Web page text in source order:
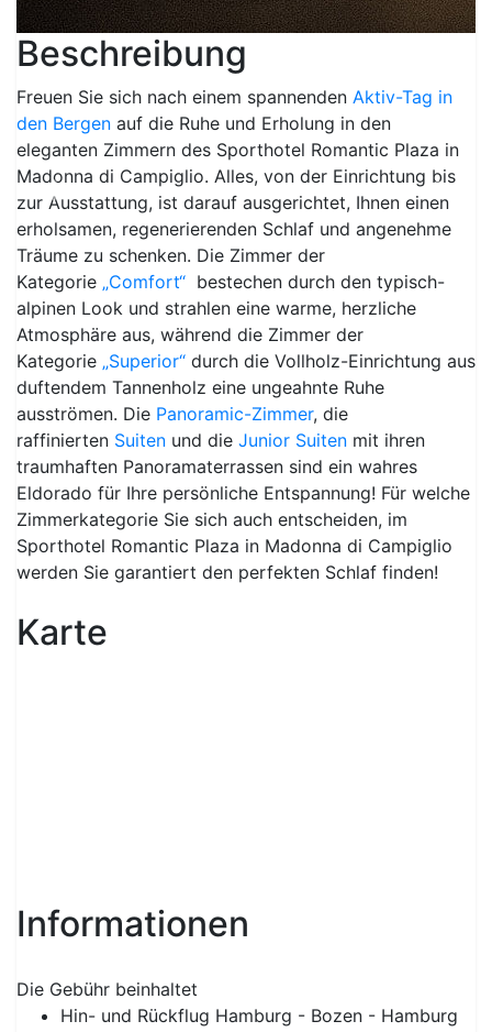
Previous Next
Beschreibung
Freuen Sie sich nach einem spannenden Aktiv-Tag in
den Bergen auf die Ruhe und Erholung in den
eleganten Zimmern des Sporthotel Romantic Plaza in
Madonna di Campiglio. Alles, von der Einrichtung bis
zur Ausstattung, ist darauf ausgerichtet, Ihnen einen
erholsamen, regenerierenden Schlaf und angenehme
Träume zu schenken. Die Zimmer der
Kategorie „Comfort“ bestechen durch den typisch-
alpinen Look und strahlen eine warme, herzliche
Atmosphäre aus, während die Zimmer der
Kategorie „Superior“ durch die Vollholz-Einrichtung aus
duftendem Tannenholz eine ungeahnte Ruhe
ausströmen. Die Panoramic-Zimmer, die
raffinierten Suiten und die Junior Suiten mit ihren
traumhaften Panoramaterrassen sind ein wahres
Eldorado für Ihre persönliche Entspannung! Für welche
Zimmerkategorie Sie sich auch entscheiden, im
Sporthotel Romantic Plaza in Madonna di Campiglio
werden Sie garantiert den perfekten Schlaf finden!
Karte
Informationen
Die Gebühr beinhaltet
Hin- und Rückflug Hamburg - Bozen - Hamburg